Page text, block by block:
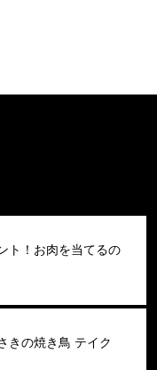
ト！お肉を当てるの
きの焼き鳥 テイク